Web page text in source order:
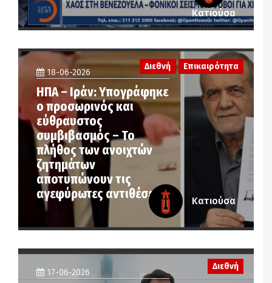
Κατιούσα
18-06-2026
ΗΠΑ – Ιράν: Υπογράφηκε
ο προσωρινός και
εύθραυστος
συμβιβασμός – Το
πλήθος των ανοιχτών
ζητημάτων
αποτυπώνουν τις
αγεφύρωτες αντιθέσεις
Διεθνή Επικαιρότητα
Κατιούσα
17-06-2026
Διεθνή